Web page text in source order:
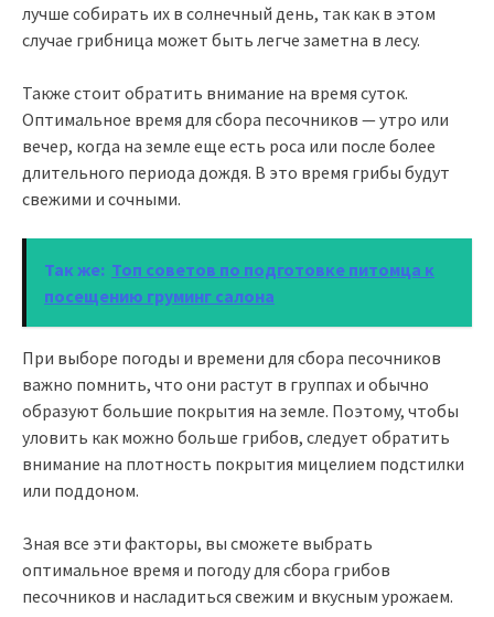
лучше собирать их в солнечный день, так как в этом
случае грибница может быть легче заметна в лесу.
Также стоит обратить внимание на время суток.
Оптимальное время для сбора песочников — утро или
вечер, когда на земле еще есть роса или после более
длительного периода дождя. В это время грибы будут
свежими и сочными.
Так же: Топ советов по подготовке питомца к
посещению груминг салона
При выборе погоды и времени для сбора песочников
важно помнить, что они растут в группах и обычно
образуют большие покрытия на земле. Поэтому, чтобы
уловить как можно больше грибов, следует обратить
внимание на плотность покрытия мицелием подстилки
или поддоном.
Зная все эти факторы, вы сможете выбрать
оптимальное время и погоду для сбора грибов
песочников и насладиться свежим и вкусным урожаем.